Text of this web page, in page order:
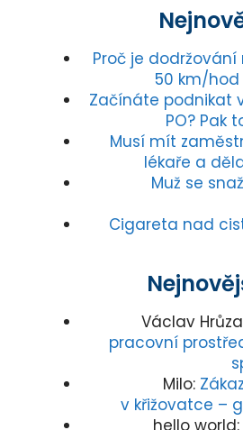
Proč je
50 km/
Začínáte podnikat
PO? Pak
Musí mít
lékaře a
Muž se
Cigareta nad
Václav Hrůza
pracovní
Milo:
v křižovatce –
hello world: